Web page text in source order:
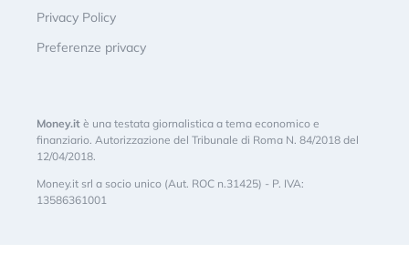
Privacy Policy
Preferenze privacy
Money.it è una testata giornalistica a tema economico e
finanziario. Autorizzazione del Tribunale di Roma N. 84/2018 del
12/04/2018.
Money.it srl a socio unico (Aut. ROC n.31425) - P. IVA:
13586361001